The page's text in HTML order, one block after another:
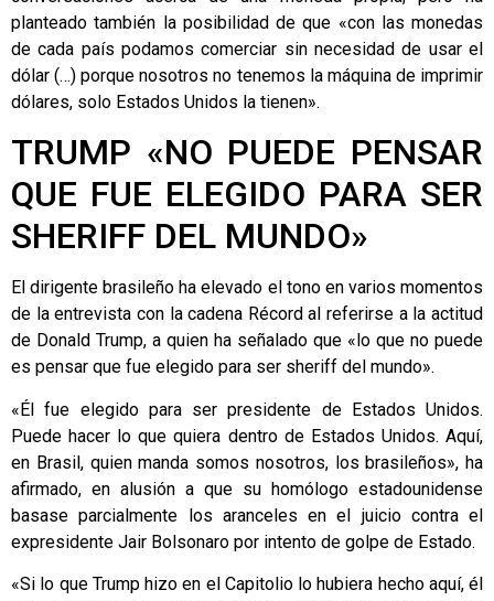
planteado también la posibilidad de que «con las monedas
de cada país podamos comerciar sin necesidad de usar el
dólar (…) porque nosotros no tenemos la máquina de imprimir
dólares, solo Estados Unidos la tienen».
TRUMP «NO PUEDE PENSAR
QUE FUE ELEGIDO PARA SER
SHERIFF DEL MUNDO»
El dirigente brasileño ha elevado el tono en varios momentos
de la entrevista con la cadena Récord al referirse a la actitud
de Donald Trump, a quien ha señalado que «lo que no puede
es pensar que fue elegido para ser sheriff del mundo».
«Él fue elegido para ser presidente de Estados Unidos.
Puede hacer lo que quiera dentro de Estados Unidos. Aquí,
en Brasil, quien manda somos nosotros, los brasileños», ha
afirmado, en alusión a que su homólogo estadounidense
basase parcialmente los aranceles en el juicio contra el
expresidente Jair Bolsonaro por intento de golpe de Estado.
«Si lo que Trump hizo en el Capitolio lo hubiera hecho aquí, él